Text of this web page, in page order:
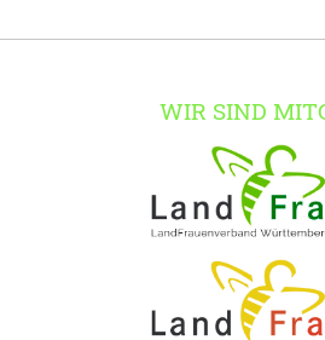
WIR SIND